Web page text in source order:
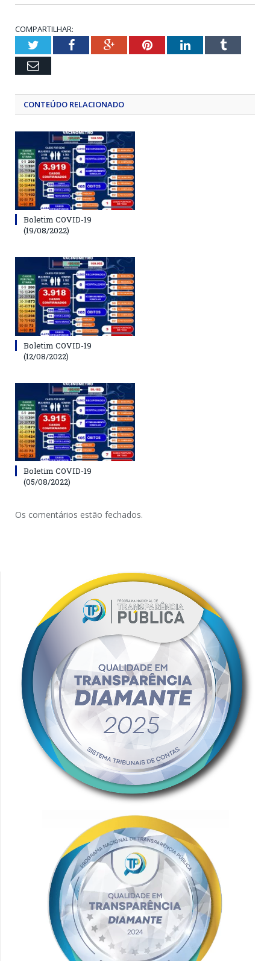
COMPARTILHAR:
TwitterFacebookGoogle+PinterestLinkedInTumblr
Email
CONTEÚDO RELACIONADO
Boletim COVID-19
(19/08/2022)
Boletim COVID-19
(12/08/2022)
Boletim COVID-19
(05/08/2022)
Os comentários estão fechados.